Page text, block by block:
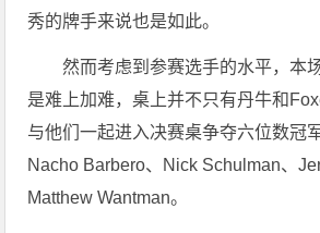
秀的牌手来说也是如此。
然而考虑到参赛选手的水平，本
是难上加难，桌上并不只有丹牛和
与他们一起进入决赛桌争夺六位数冠
Nacho Barbero、Nick Schulman、
Matthew Wantman。